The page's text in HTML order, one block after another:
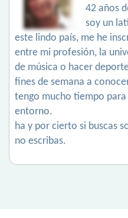
42 años
soy un
este lindo país, me he
entre mi profesión, la
de música o hacer
fines de semana a
tengo mucho tiempo
entorno.
ha y por cierto si buscas
no escribas.